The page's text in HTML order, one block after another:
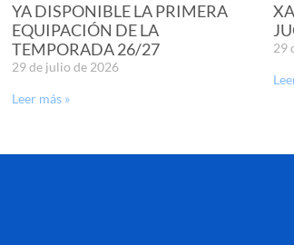
YA DISPONIBLE LA PRIMERA
EQUIPACIÓN DE LA
TEMPORADA 26/27
29 de julio de 2026
Leer más »
29